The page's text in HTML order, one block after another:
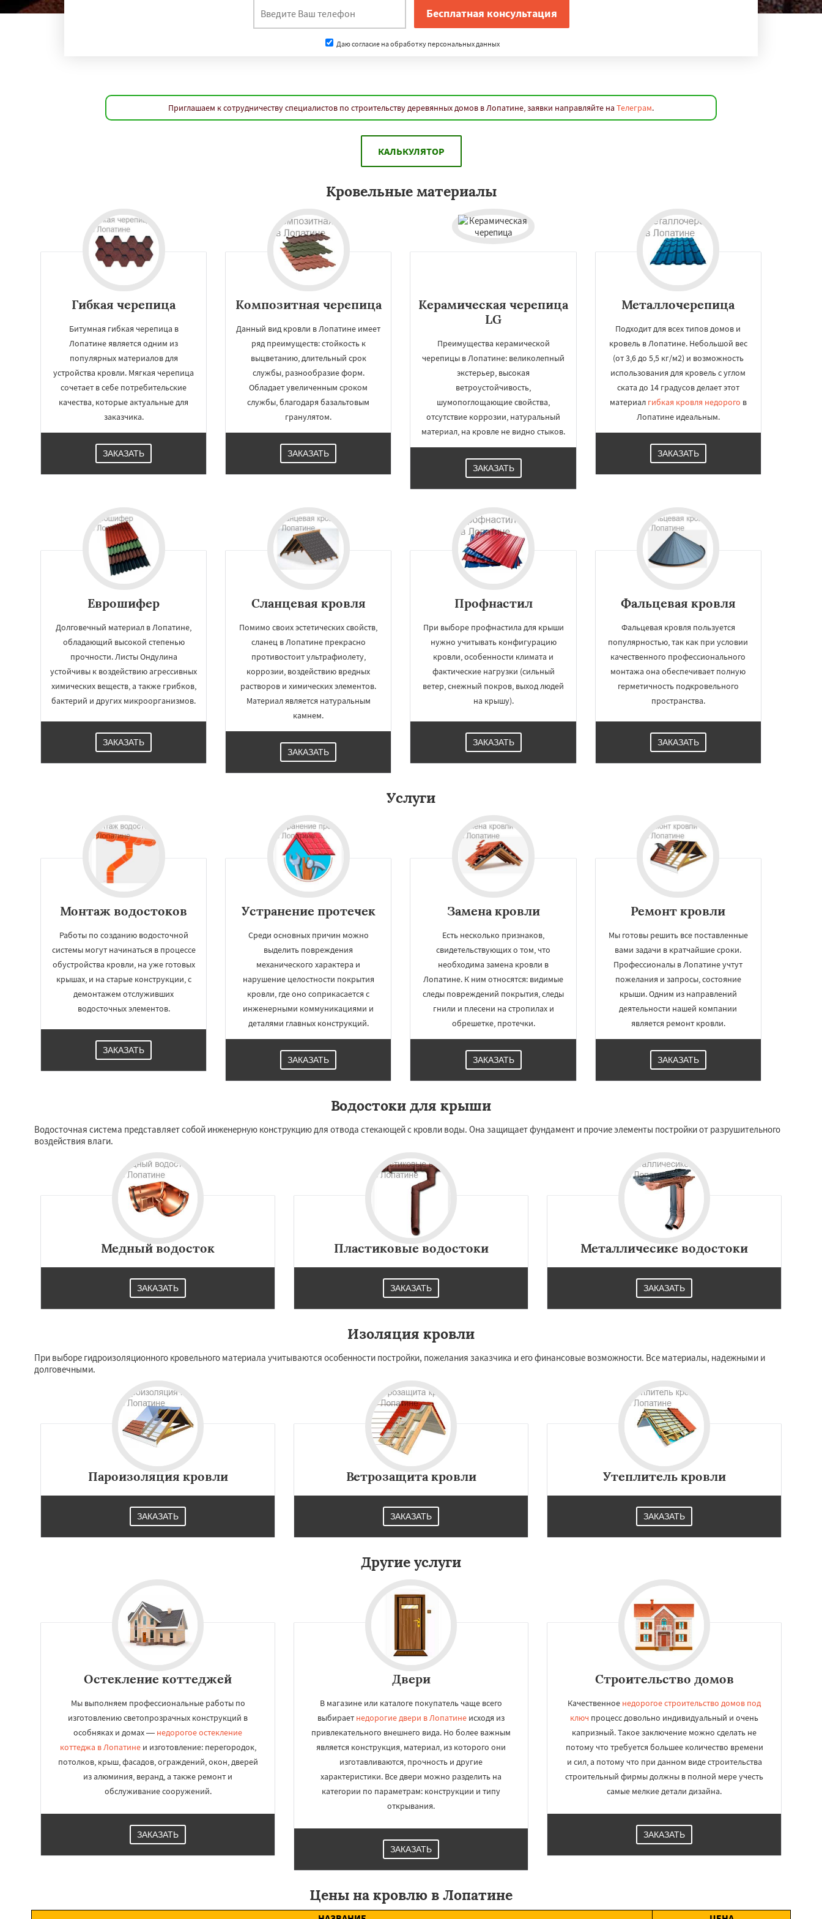
Работаем по
регионам
Лотошино Малаховка Менделеевск
Уваровка
Фряново Хорлово
Черусти Шаховская
Даю согласие на обработку персональных данных
Приглашаем к сотрудничеству специалистов по строительству деревянных домов в Лопатине, заявки направляйте на Телеграм.
КАЛЬКУЛЯТОР
Кровельные материалы
Гибкая черепица
Битумная гибкая черепица в
Лопатине является одним из
популярных материалов для
устройства кровли. Мягкая черепица
сочетает в себе потребительские
качества, которые актуальные для
заказчика.
ЗАКАЗАТЬ
Композитная черепица
Данный вид кровли в Лопатине имеет
ряд преимуществ: стойкость к
выцветанию, длительный срок
службы, разнообразие форм.
Обладает увеличенным сроком
службы, благодаря базальтовым
гранулятом.
ЗАКАЗАТЬ
Керамическая черепица
LG
Преимущества керамической
черепицы в Лопатине: великолепный
экстерьер, высокая
ветроустойчивость,
шумопоглощающие свойства,
отсутствие коррозии, натуральный
материал, на кровле не видно стыков.
ЗАКАЗАТЬ
Металлочерепица
Подходит для всех типов домов и
кровель в Лопатине. Небольшой вес
(от 3,6 до 5,5 кг/м2) и возможность
использования для кровель с углом
ската до 14 градусов делает этот
материал гибкая кровля недорого в
Лопатине идеальным.
ЗАКАЗАТЬ
Еврошифер
Долговечный материал в Лопатине,
обладающий высокой степенью
прочности. Листы Ондулина
устойчивы к воздействию агрессивных
химических веществ, а также грибков,
бактерий и других микроорганизмов.
ЗАКАЗАТЬ
Сланцевая кровля
Помимо своих эстетических свойств,
сланец в Лопатине прекрасно
противостоит ультрафиолету,
коррозии, воздействию вредных
растворов и химических элементов.
Материал является натуральным
камнем.
ЗАКАЗАТЬ
Профнастил
При выборе профнастила для крыши
нужно учитывать конфигурацию
кровли, особенности климата и
фактические нагрузки (сильный
ветер, снежный покров, выход людей
на крышу).
ЗАКАЗАТЬ
Фальцевая кровля
Фальцевая кровля пользуется
популярностью, так как при условии
качественного профессионального
монтажа она обеспечивает полную
герметичность подкровельного
пространства.
ЗАКАЗАТЬ
Услуги
Монтаж водостоков
Работы по созданию водосточной
системы могут начинаться в процессе
обустройства кровли, на уже готовых
крышах, и на старые конструкции, с
демонтажем отслуживших
водосточных элементов.
ЗАКАЗАТЬ
Устранение протечек
Среди основных причин можно
выделить повреждения
механического характера и
нарушение целостности покрытия
кровли, где оно соприкасается с
инженерными коммуникациями и
деталями главных конструкций.
ЗАКАЗАТЬ
Замена кровли
Есть несколько признаков,
свидетельствующих о том, что
необходима замена кровли в
Лопатине. К ним относятся: видимые
следы повреждений покрытия, следы
гнили и плесени на стропилах и
обрешетке, протечки.
ЗАКАЗАТЬ
Ремонт кровли
Мы готовы решить все поставленные
вами задачи в кратчайшие сроки.
Профессионалы в Лопатине учтут
пожелания и запросы, состояние
крыши. Одним из направлений
деятельности нашей компании
является ремонт кровли.
ЗАКАЗАТЬ
Водостоки для крыши
Водосточная система представляет собой инженерную конструкцию для отвода стекающей с кровли воды. Она защищает фундамент и прочие элементы постройки от разрушительного
воздействия влаги.
Медный водосток
ЗАКАЗАТЬ
Пластиковые водостоки
ЗАКАЗАТЬ
Металличесике водостоки
ЗАКАЗАТЬ
Изоляция кровли
При выборе гидроизоляционного кровельного материала учитываются особенности постройки, пожелания заказчика и его финансовые возможности. Все материалы, надежными и
долговечными.
Пароизоляция кровли
ЗАКАЗАТЬ
Ветрозащита кровли
ЗАКАЗАТЬ
Утеплитель кровли
ЗАКАЗАТЬ
Другие услуги
Остекление коттеджей
Мы выполняем профессиональные работы по
изготовлению светопрозрачных конструкций в
особняках и домах — недорогое остекление
коттеджа в Лопатинеи изготовление: перегородок,
потолков, крыш, фасадов, ограждений, окон, дверей
из алюминия, веранд, а также ремонт и
обслуживание сооружений.
ЗАКАЗАТЬ
Двери
В магазине или каталоге покупатель чаще всего
выбирает недорогие двери в Лопатине исходя из
привлекательного внешнего вида. Но более важным
является конструкция, материал, из которого они
изготавливаются, прочность и другие
характеристики. Все двери можно разделить на
категории по параметрам: конструкции и типу
открывания.
ЗАКАЗАТЬ
Строительство домов
Качественное недорогое строительство домов под
ключ процесс довольно индивидуальный и очень
капризный. Такое заключение можно сделать не
потому что требуется большее количество времени
и сил, а потому что при данном виде строительства
строительный фирмы должны в полной мере учесть
самые мелкие детали дизайна.
ЗАКАЗАТЬ
Цены на кровлю в Лопатине
УЗНАТЬ ПОДРОБНЕЕ ×
Даю согласие на обработку персональных данных